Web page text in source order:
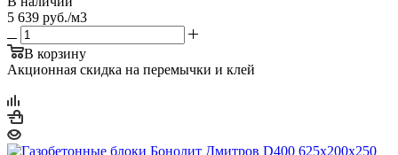
5 639 руб./м3
В корзину
Акционная скидка на перемычки и клей